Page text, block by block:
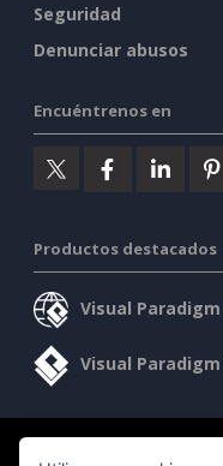
Seguridad
Denunciar abusos
Encuéntrenos en
Productos destacados
Visual
Visual